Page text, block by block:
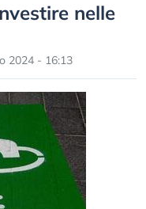
nelle
2024 - 16:13